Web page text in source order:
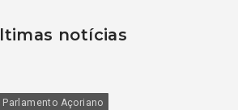
notícias
Parlamento Açoriano